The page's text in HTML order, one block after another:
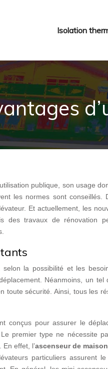
Isolation
publique, son usage
les normes sont conseillés.
Et actuellement, les
des travaux de rénovation
la possibilité et les
Néanmoins, un
sécurité. Ainsi, tous les
conçus pour assurer le
premier type ne nécessite
effet, l’ascenseur de maison
particuliers assurent